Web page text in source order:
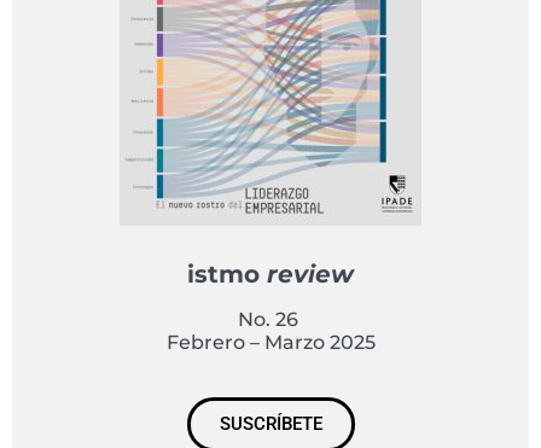
istmo review
No. 26
Febrero – Marzo 2025
SUSCRÍBETE